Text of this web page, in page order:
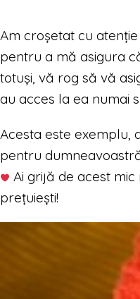
Am croșetat cu
pentru a mă asigura
totuși, vă rog să vă
au acces la ea numai
Acesta este exemplu,
pentru
Ai grijă de acest mic
prețuiești!